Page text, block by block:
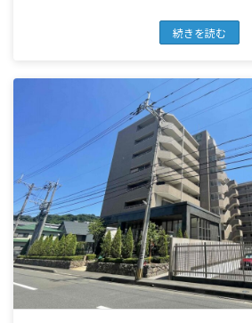
続きを読む